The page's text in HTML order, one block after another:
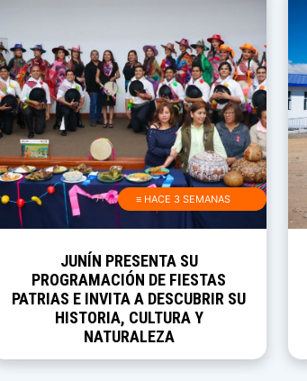
≡ HACE 3 SEMANAS
JUNÍN PRESENTA SU
PROGRAMACIÓN DE FIESTAS
PATRIAS E INVITA A DESCUBRIR SU
HISTORIA, CULTURA Y
NATURALEZA